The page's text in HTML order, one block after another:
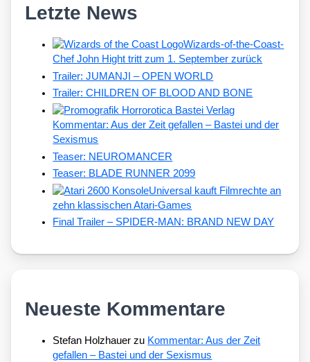
Letzte News
Wizards-of-the-Coast-
Chef John Hight tritt zum 1. September zurück
Trailer: JUMANJI – OPEN WORLD
Trailer: CHILDREN OF BLOOD AND BONE
Kommentar: Aus der Zeit gefallen – Bastei und der
Sexismus
Teaser: NEUROMANCER
Teaser: BLADE RUNNER 2099
Universal kauft Filmrechte an
zehn klassischen Atari-Games
Final Trailer – SPIDER-MAN: BRAND NEW DAY
Neueste Kommentare
Stefan Holzhauer zu Kommentar: Aus der Zeit
gefallen – Bastei und der Sexismus